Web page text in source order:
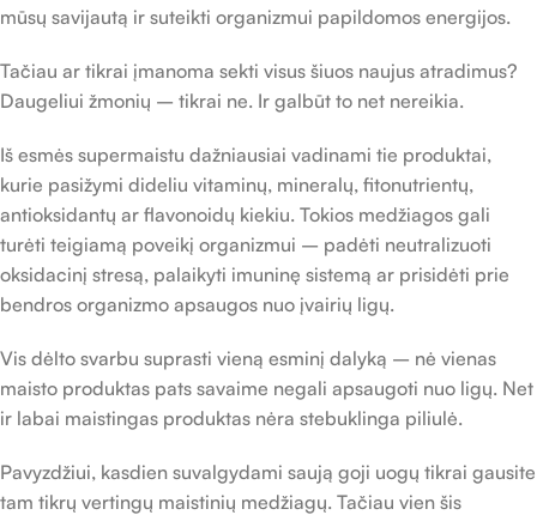
mūsų savijautą ir suteikti organizmui papildomos energijos.
Tačiau ar tikrai įmanoma sekti visus šiuos naujus atradimus?
Daugeliui žmonių – tikrai ne. Ir galbūt to net nereikia.
Iš esmės supermaistu dažniausiai vadinami tie produktai,
kurie pasižymi dideliu vitaminų, mineralų, fitonutrientų,
antioksidantų ar flavonoidų kiekiu. Tokios medžiagos gali
turėti teigiamą poveikį organizmui – padėti neutralizuoti
oksidacinį stresą, palaikyti imuninę sistemą ar prisidėti prie
bendros organizmo apsaugos nuo įvairių ligų.
Vis dėlto svarbu suprasti vieną esminį dalyką – nė vienas
maisto produktas pats savaime negali apsaugoti nuo ligų. Net
ir labai maistingas produktas nėra stebuklinga piliulė.
Pavyzdžiui, kasdien suvalgydami saują goji uogų tikrai gausite
tam tikrų vertingų maistinių medžiagų. Tačiau vien šis